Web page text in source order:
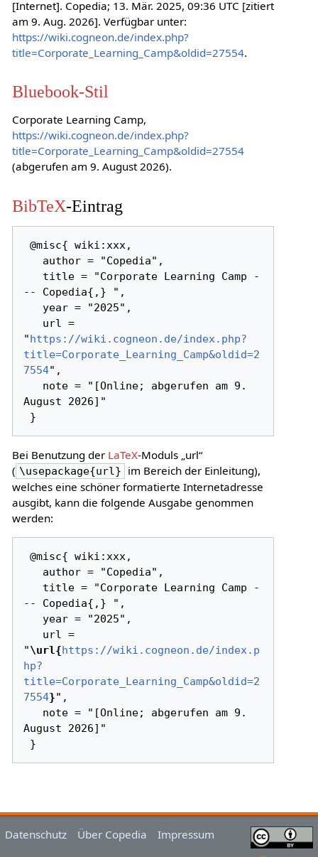
[Internet]. Copedia; 13. Mär. 2025, 09:36 UTC [zitiert
am 9. Aug. 2026]. Verfügbar unter:
https://wiki.cogneon.de/index.php?
title=Corporate_Learning_Camp&oldid=27554.
Bluebook-Stil
Corporate Learning Camp,
https://wiki.cogneon.de/index.php?
title=Corporate_Learning_Camp&oldid=27554
(abgerufen am 9. August 2026).
BibTeX-Eintrag
@misc{ wiki:xxx,
-- Copedia{,} ",
"https://wiki.cogneon.de/index.php?
title=Corporate_Learning_Camp&oldid=2
7554",
August 2026]"
Bei Benutzung der LaTeX-Moduls „url“
( \usepackage{url}
im Bereich der Einleitung),
welches eine schöner formatierte Internetadresse
ausgibt, kann die folgende Ausgabe genommen
werden:
@misc{ wiki:xxx,
-- Copedia{,} ",
"\url{https://wiki.cogneon.de/index.p
hp?
title=Corporate_Learning_Camp&oldid=2
7554}",
August 2026]"
Datenschutz Über Copedia Impressum